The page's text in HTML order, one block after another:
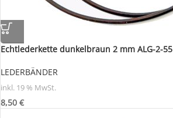
Echtlederkette dunkelbraun 2 mm ALG-2-55
LEDERBÄNDER
inkl. 19 % MwSt.
8,50 €